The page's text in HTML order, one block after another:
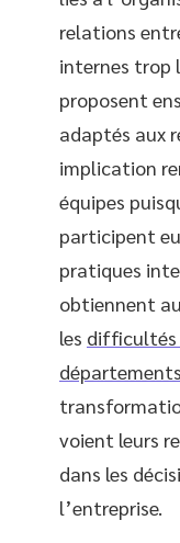
relations
internes trop
proposent
adaptés aux
implication
équipes
participent
pratiques
obtiennent
les difficultés
départements
voient leurs
dans les
l’entreprise.